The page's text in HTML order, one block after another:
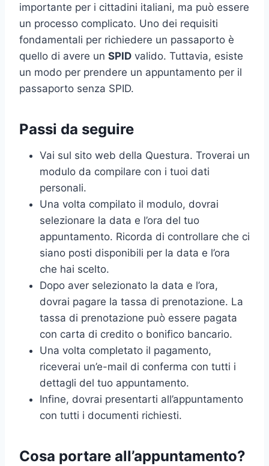
importante per i cittadini italiani, ma può essere
un processo complicato. Uno dei requisiti
fondamentali per richiedere un passaporto è
quello di avere un SPID valido. Tuttavia, esiste
un modo per prendere un appuntamento per il
passaporto senza SPID.
Passi da seguire
Vai sul sito web della Questura. Troverai un
modulo da compilare con i tuoi dati
personali.
Una volta compilato il modulo, dovrai
selezionare la data e l’ora del tuo
appuntamento. Ricorda di controllare che ci
siano posti disponibili per la data e l’ora
che hai scelto.
Dopo aver selezionato la data e l’ora,
dovrai pagare la tassa di prenotazione. La
tassa di prenotazione può essere pagata
con carta di credito o bonifico bancario.
Una volta completato il pagamento,
riceverai un’e-mail di conferma con tutti i
dettagli del tuo appuntamento.
Infine, dovrai presentarti all’appuntamento
con tutti i documenti richiesti.
Cosa portare all’appuntamento?